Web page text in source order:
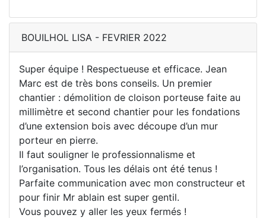
BOUILHOL LISA - FEVRIER 2022
Super équipe ! Respectueuse et efficace. Jean
Marc est de très bons conseils. Un premier
chantier : démolition de cloison porteuse faite au
millimètre et second chantier pour les fondations
d’une extension bois avec découpe d’un mur
porteur en pierre.
Il faut souligner le professionnalisme et
l’organisation. Tous les délais ont été tenus !
Parfaite communication avec mon constructeur et
pour finir Mr ablain est super gentil.
Vous pouvez y aller les yeux fermés !